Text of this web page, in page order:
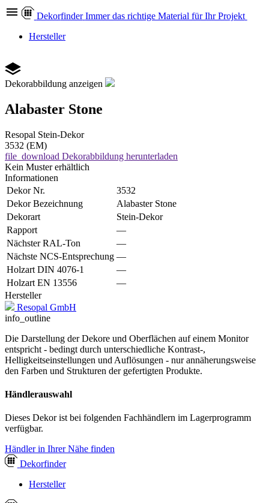
Dekorfinder Immer das richtige Material für Ihr Projekt
Hersteller
Dekorabbildung anzeigen
Alabaster Stone
Resopal Stein-Dekor
3532 (EM)
file_download Dekorabbildung herunterladen
Kein Muster erhältlich
Informationen
Dekor Nr.
3532
Dekor Bezeichnung
Alabaster Stone
Dekorart
Stein-Dekor
Rapport
—
Nächster RAL-Ton
—
Nächste NCS-Entsprechung —
Holzart DIN 4076-1
—
Holzart EN 13556
—
Hersteller
Resopal GmbH
info_outline
Die Darstellung der Dekore und Oberflächen auf einem Monitor
entspricht - bedingt durch unterschiedliche Kontrast-,
Helligkeitseinstellungen und Auflösungen - nur annäherungsweise
den Farben und Strukturen der gefertigten Produkte.
Händlerauswahl
Dieses Dekor ist bei folgenden Fachhändlern im Lagerprogramm
verfügbar.
Händler in Ihrer Nähe finden
Dekorfinder
Hersteller